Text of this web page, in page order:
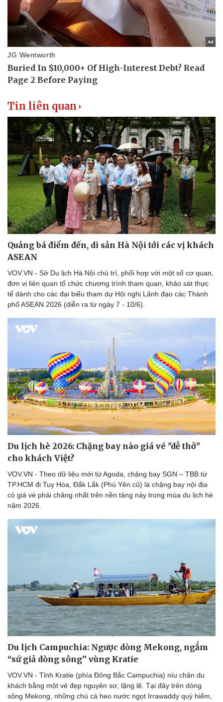
Sức khỏe
Dinh dưỡng - món ngon
Cây thuốc
Sản phụ khoa
Nhi khoa
Phòng mạch online
Nhà đẹp
Blog
Tình yêu - Gia đình
Tin liên quan
Quảng bá điểm đến, di sản Hà Nội tới các vị khách
ASEAN
VOV.VN - Sở Du lịch Hà Nội chủ trì, phối hợp với một số cơ quan,
đơn vị liên quan tổ chức chương trình tham quan, khảo sát thực
tế dành cho các đại biểu tham dự Hội nghị Lãnh đạo các Thành
phố ASEAN 2026 (diễn ra từ ngày 7 - 10/6).
Du lịch hè 2026: Chặng bay nào giá vé "dễ thở"
cho khách Việt?
VOV.VN - Theo dữ liệu mới từ Agoda, chặng bay SGN – TBB từ
TP.HCM đi Tuy Hòa, Đắk Lắk (Phú Yên cũ) là chặng bay nội địa
có giá vé phải chăng nhất trên nền tảng này trong mùa du lịch hè
năm 2026.
Du lịch Campuchia: Ngược dòng Mekong, ngắm
“sứ giả dòng sông” vùng Kratie
VOV.VN - Tỉnh Kratie (phía Đông Bắc Campuchia) níu chân du
khách bằng một vẻ đẹp nguyên sơ, lặng lẽ. Tại đây trên dòng
sông Mekong, những chú cá heo nước ngọt Irrawaddy quý hiếm,